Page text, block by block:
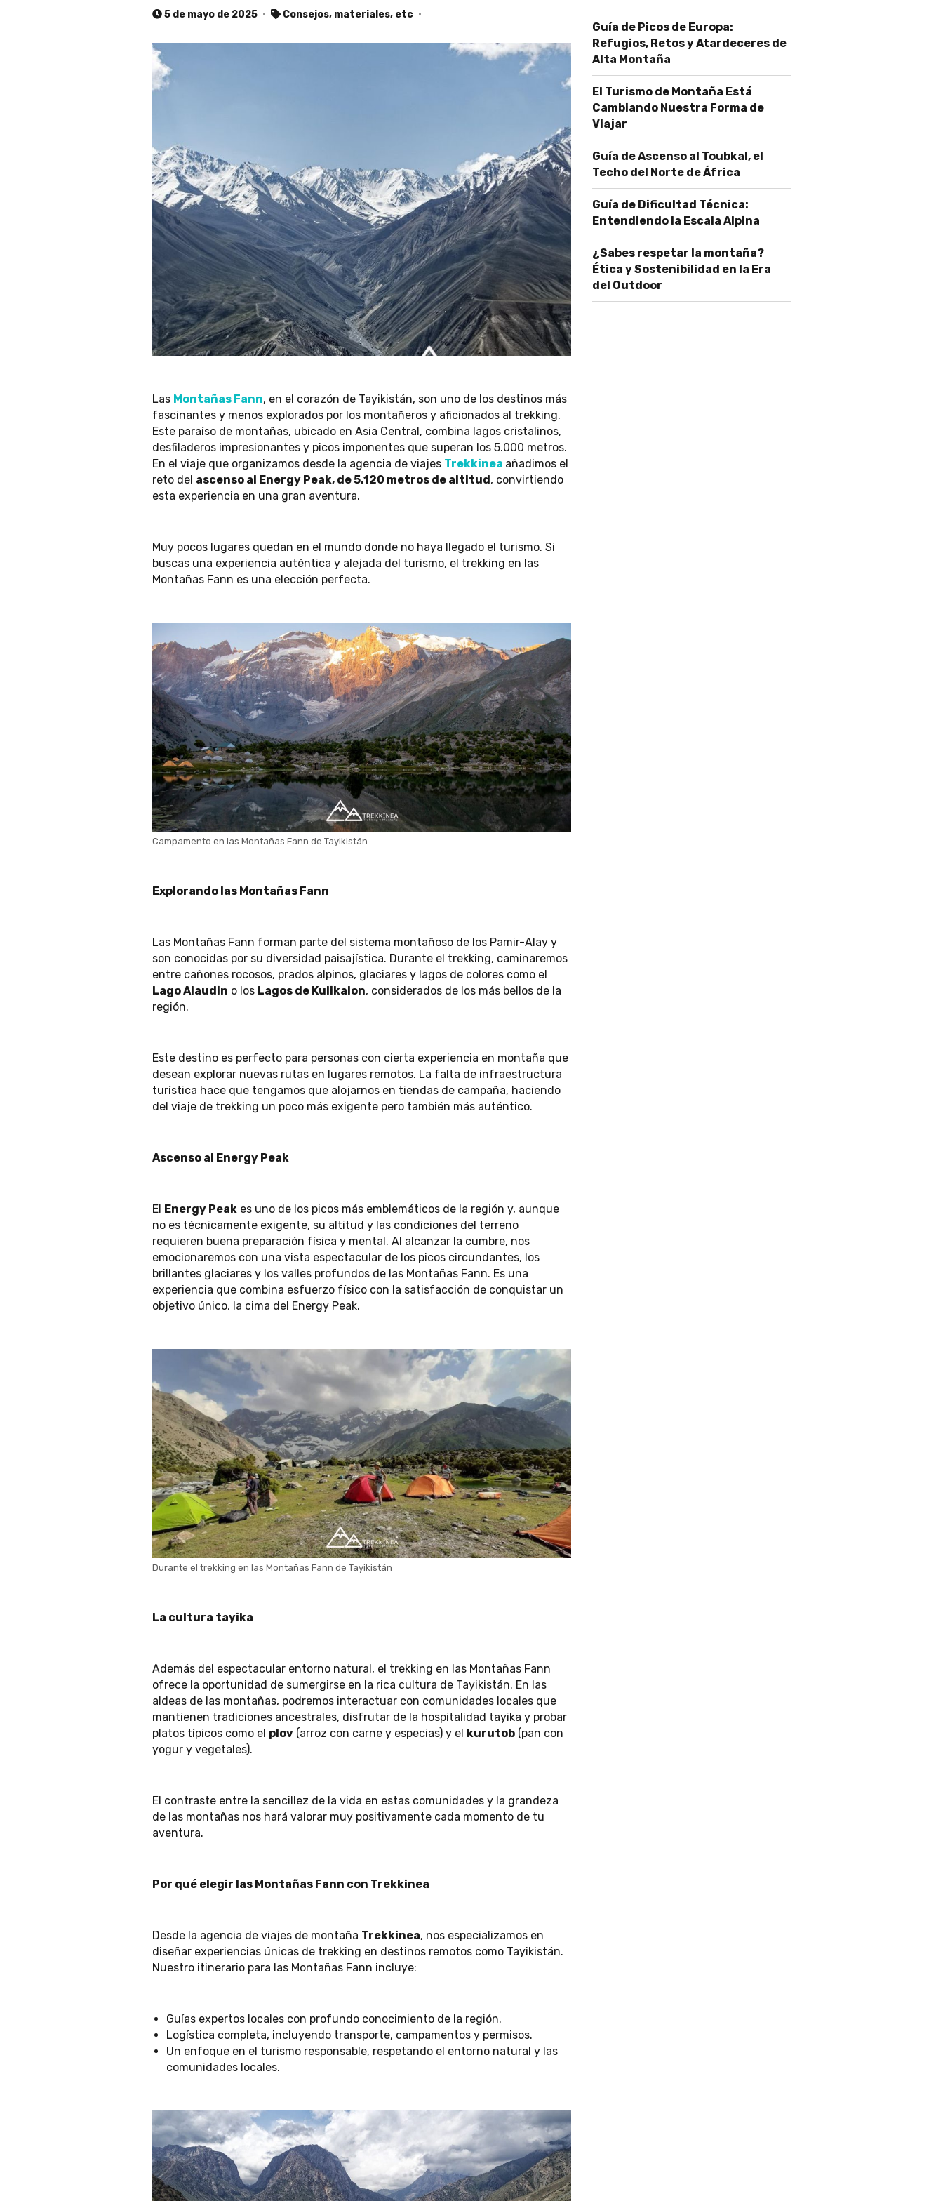
5 de mayo de 2025 Consejos, materiales, etc
Las Montañas Fann, en el corazón de Tayikistán, son uno de los destinos más
fascinantes y menos explorados por los montañeros y aficionados al trekking.
Este paraíso de montañas, ubicado en Asia Central, combina lagos cristalinos,
desfiladeros impresionantes y picos imponentes que superan los 5.000 metros.
En el viaje que organizamos desde la agencia de viajes Trekkinea añadimos el
reto del ascenso al Energy Peak, de 5.120 metros de altitud, convirtiendo
esta experiencia en una gran aventura.
Muy pocos lugares quedan en el mundo donde no haya llegado el turismo. Si
buscas una experiencia auténtica y alejada del turismo, el trekking en las
Montañas Fann es una elección perfecta.
Campamento en las Montañas Fann de Tayikistán
Explorando las Montañas Fann
Las Montañas Fann forman parte del sistema montañoso de los Pamir-Alay y
son conocidas por su diversidad paisajística. Durante el trekking, caminaremos
entre cañones rocosos, prados alpinos, glaciares y lagos de colores como el
Lago Alaudin o los Lagos de Kulikalon, considerados de los más bellos de la
región.
Este destino es perfecto para personas con cierta experiencia en montaña que
desean explorar nuevas rutas en lugares remotos. La falta de infraestructura
turística hace que tengamos que alojarnos en tiendas de campaña, haciendo
del viaje de trekking un poco más exigente pero también más auténtico.
Ascenso al Energy Peak
El Energy Peak es uno de los picos más emblemáticos de la región y, aunque
no es técnicamente exigente, su altitud y las condiciones del terreno
requieren buena preparación física y mental. Al alcanzar la cumbre, nos
emocionaremos con una vista espectacular de los picos circundantes, los
brillantes glaciares y los valles profundos de las Montañas Fann. Es una
experiencia que combina esfuerzo físico con la satisfacción de conquistar un
objetivo único, la cima del Energy Peak.
Durante el trekking en las Montañas Fann de Tayikistán
La cultura tayika
Además del espectacular entorno natural, el trekking en las Montañas Fann
ofrece la oportunidad de sumergirse en la rica cultura de Tayikistán. En las
aldeas de las montañas, podremos interactuar con comunidades locales que
mantienen tradiciones ancestrales, disfrutar de la hospitalidad tayika y probar
platos típicos como el plov (arroz con carne y especias) y el kurutob (pan con
yogur y vegetales).
El contraste entre la sencillez de la vida en estas comunidades y la grandeza
de las montañas nos hará valorar muy positivamente cada momento de tu
aventura.
Por qué elegir las Montañas Fann con Trekkinea
Desde la agencia de viajes de montaña Trekkinea, nos especializamos en
diseñar experiencias únicas de trekking en destinos remotos como Tayikistán.
Nuestro itinerario para las Montañas Fann incluye:
Guías expertos locales con profundo conocimiento de la región.
Logística completa, incluyendo transporte, campamentos y permisos.
Un enfoque en el turismo responsable, respetando el entorno natural y las
comunidades locales.
Guía de Picos de Europa:
Refugios, Retos y Atardeceres de
Alta Montaña
El Turismo de Montaña Está
Cambiando Nuestra Forma de
Viajar
Guía de Ascenso al Toubkal, el
Techo del Norte de África
Guía de Dificultad Técnica:
Entendiendo la Escala Alpina
¿Sabes respetar la montaña?
Ética y Sostenibilidad en la Era
del Outdoor